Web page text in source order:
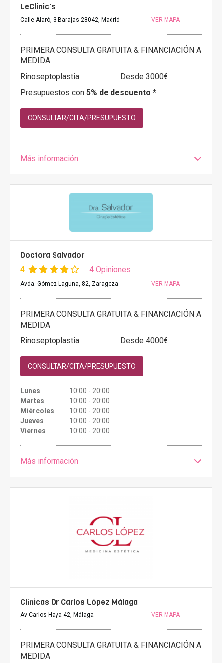
LeClinic's
Calle Alaró, 3 Barajas 28042, Madrid VER MAPA
PRIMERA CONSULTA GRATUITA & FINANCIACIÓN A
MEDIDA
Rinoseptoplastia
Desde 3000€
Presupuestos con 5% de descuento *
CONSULTAR/CITA/PRESUPUESTO
Más información
Doctora Salvador
4 4 Opiniones
Avda. Gómez Laguna, 82, Zaragoza VER MAPA
PRIMERA CONSULTA GRATUITA & FINANCIACIÓN A
MEDIDA
Rinoseptoplastia
Desde 4000€
CONSULTAR/CITA/PRESUPUESTO
Lunes
10:00 - 20:00
Martes
10:00 - 20:00
Miércoles
10:00 - 20:00
Jueves
10:00 - 20:00
Viernes
10:00 - 20:00
Más información
Clínicas Dr Carlos López Málaga
Av Carlos Haya 42, Málaga VER MAPA
PRIMERA CONSULTA GRATUITA & FINANCIACIÓN A
MEDIDA